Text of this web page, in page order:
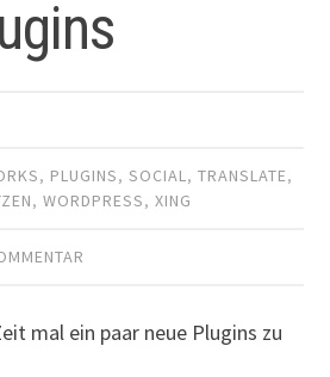
, PLUGINS,SOCIAL,TRANSLATE,
,WORDPRESS,XING
mal ein paar neue Plugins zu